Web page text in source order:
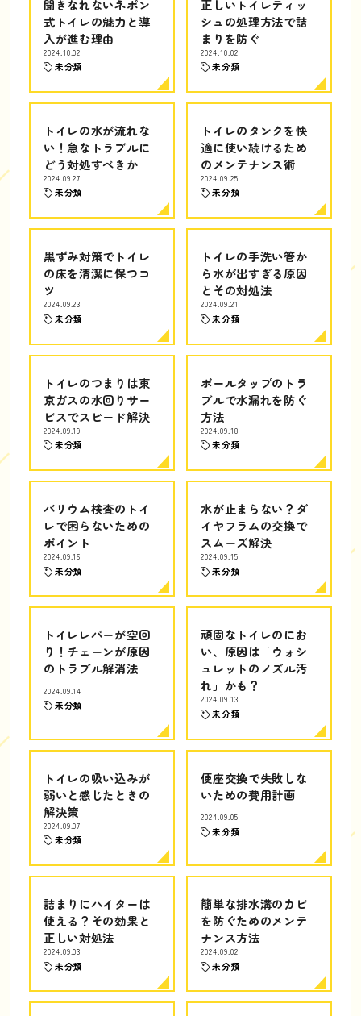
聞きなれないネポン
式トイレの魅力と導
入が進む理由
2024.10.02
未分類
正しいトイレティッ
シュの処理方法で詰
まりを防ぐ
2024.10.02
未分類
トイレの水が流れな
い！急なトラブルに
どう対処すべきか
2024.09.27
未分類
トイレのタンクを快
適に使い続けるため
のメンテナンス術
2024.09.25
未分類
黒ずみ対策でトイレ
の床を清潔に保つコ
ツ
2024.09.23
未分類
トイレの手洗い管か
ら水が出すぎる原因
とその対処法
2024.09.21
未分類
トイレのつまりは東
京ガスの水回りサー
ビスでスピード解決
2024.09.19
未分類
ボールタップのトラ
ブルで水漏れを防ぐ
方法
2024.09.18
未分類
バリウム検査のトイ
レで困らないための
ポイント
2024.09.16
未分類
水が止まらない？ダ
イヤフラムの交換で
スムーズ解決
2024.09.15
未分類
トイレレバーが空回
り！チェーンが原因
のトラブル解消法
2024.09.14
未分類
頑固なトイレのにお
い、原因は「ウォシ
ュレットのノズル汚
れ」かも？
2024.09.13
未分類
トイレの吸い込みが
弱いと感じたときの
解決策
2024.09.07
未分類
便座交換で失敗しな
いための費用計画
2024.09.05
未分類
詰まりにハイターは
使える？その効果と
正しい対処法
2024.09.03
未分類
簡単な排水溝のカビ
を防ぐためのメンテ
ナンス方法
2024.09.02
未分類